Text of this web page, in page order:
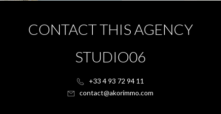
CONTACT THIS AGENCY
STUDIO06
+33 4 93 72 94 11
contact@akorimmo.com